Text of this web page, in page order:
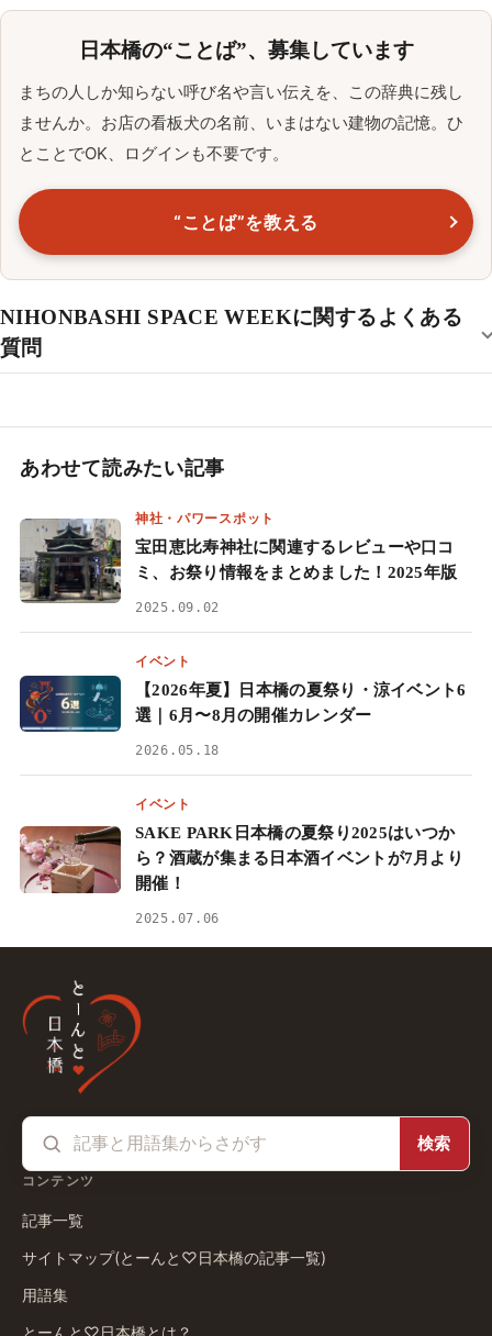
日本橋の“ことば”、募集しています
まちの人しか知らない呼び名や言い伝えを、この辞典に残し
ませんか。お店の看板犬の名前、いまはない建物の記憶。ひ
とことでOK、ログインも不要です。
“ことば”を教える
NIHONBASHI SPACE WEEKに関するよくある
質問
あわせて読みたい記事
神社・パワースポット
宝田恵比寿神社に関連するレビューや口コ
ミ、お祭り情報をまとめました！2025年版
2025.09.02
イベント
【2026年夏】日本橋の夏祭り・涼イベント6
選｜6月〜8月の開催カレンダー
2026.05.18
イベント
SAKE PARK日本橋の夏祭り2025はいつか
ら？酒蔵が集まる日本酒イベントが7月より
開催！
2025.07.06
検索
コンテンツ
記事一覧
サイトマップ(とーんと♡日本橋の記事一覧)
用語集